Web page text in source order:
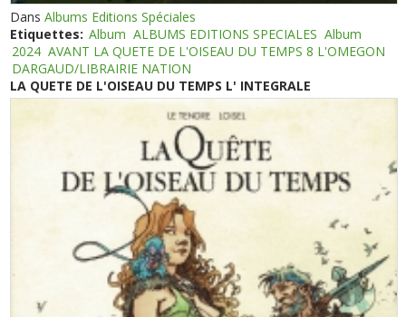
DansAlbums Editions Spéciales
Etiquettes: Album ALBUMS EDITIONS SPECIALES Album
2024 AVANT LA QUETE DE L'OISEAU DU TEMPS 8 L'OMEGON
DARGAUD/LIBRAIRIE NATION
LA QUETE DE L'OISEAU DU TEMPS L' INTEGRALE